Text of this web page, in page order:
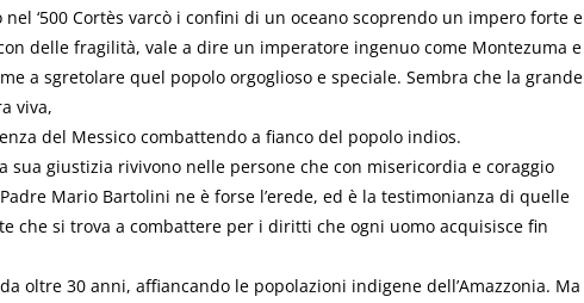
‘500 Cortès varcò i confini di un oceano scoprendo un impero forte e
delle fragilità, vale a dire un imperatore ingenuo come Montezuma e
a sgretolare quel popolo orgoglioso e speciale. Sembra che la grande
viva,
del Messico combattendo a fianco del popolo indios.
giustizia rivivono nelle persone che con misericordia e coraggio
Mario Bartolini ne è forse l’erede, ed è la testimonianza di quelle
che si trova a combattere per i diritti che ogni uomo acquisisce fin
oltre 30 anni, affiancando le popolazioni indigene dell’Amazzonia. Ma